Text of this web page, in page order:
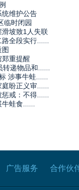
统维护公告
临时闭园
坡致1人失联
全段实行......
重提醒
转递物品和......
涉事牛蛙......
盼正义审......
戒：不得......
蛙食......
广告服务 合作伙